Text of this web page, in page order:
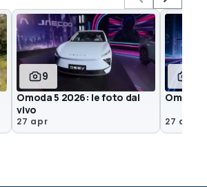
9
Omoda 5 2026: le foto dal
vivo
27 apr
Omoda
27 apr